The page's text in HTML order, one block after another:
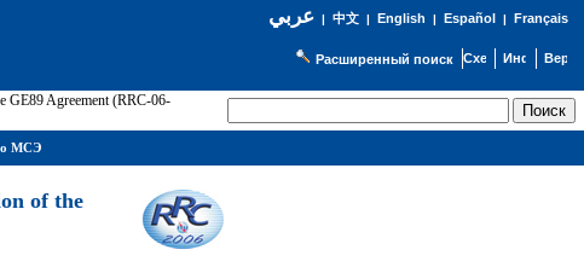
عربي| 中文| English | Español | Français
Расширенный поиск
GE89 Agreement (RRC-06-
of the
о МСЭ